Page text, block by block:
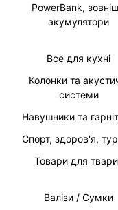
PowerBank,
акумулятори
Все для кухні
Колонки та
системи
Навушники та
Спорт, здоров'я,
Товари для
Валізи / Сумки